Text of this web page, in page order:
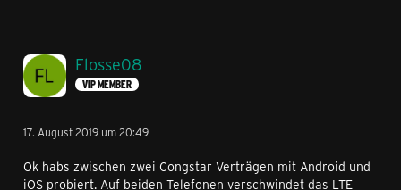
Flosse08
VIP MEMBER
17. August 2019 um 20:49
Ok habs zwischen zwei Congstar Verträgen mit Android und
iOS probiert. Auf beiden Telefonen verschwindet das LTE